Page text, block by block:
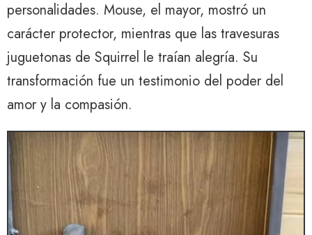
personalidades. Mouse, el mayor, mostró un
carácter protector, mientras que las travesuras
juguetonas de Squirrel le traían alegría. Su
transformación fue un testimonio del poder del
amor y la compasión.